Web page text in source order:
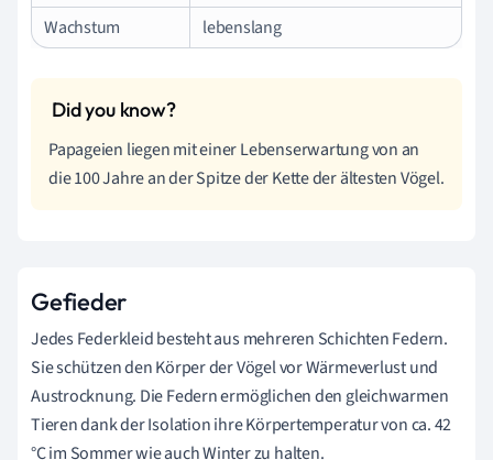
Wachstum
lebenslang
Papageien liegen mit einer Lebenserwartung von an
die 100 Jahre an der Spitze der Kette der ältesten Vögel.
Gefieder
Jedes Federkleid besteht aus mehreren Schichten Federn.
Sie schützen den Körper der Vögel vor Wärmeverlust und
Austrocknung. Die Federn ermöglichen den gleichwarmen
Tieren dank der Isolation ihre Körpertemperatur von ca. 42
°C im Sommer wie auch Winter zu halten.